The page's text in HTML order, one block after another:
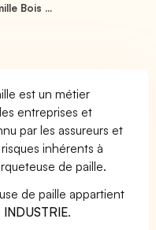
Bois ...
est un métier
entreprises et
par les assureurs et
inhérents à
de paille.
de paille appartient
INDUSTRIE.